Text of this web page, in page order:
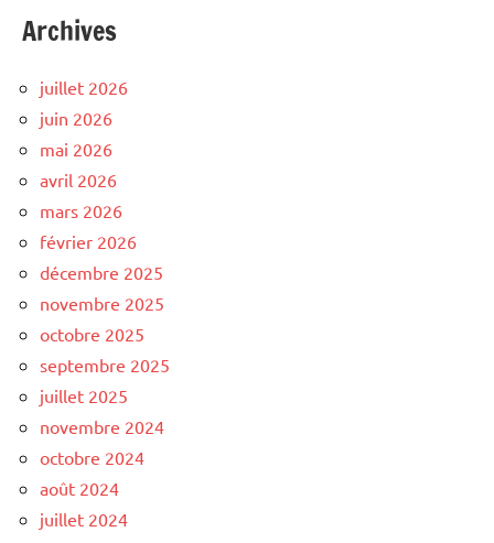
Archives
juillet 2026
juin 2026
mai 2026
avril 2026
mars 2026
février 2026
décembre 2025
novembre 2025
octobre 2025
septembre 2025
juillet 2025
novembre 2024
octobre 2024
août 2024
juillet 2024